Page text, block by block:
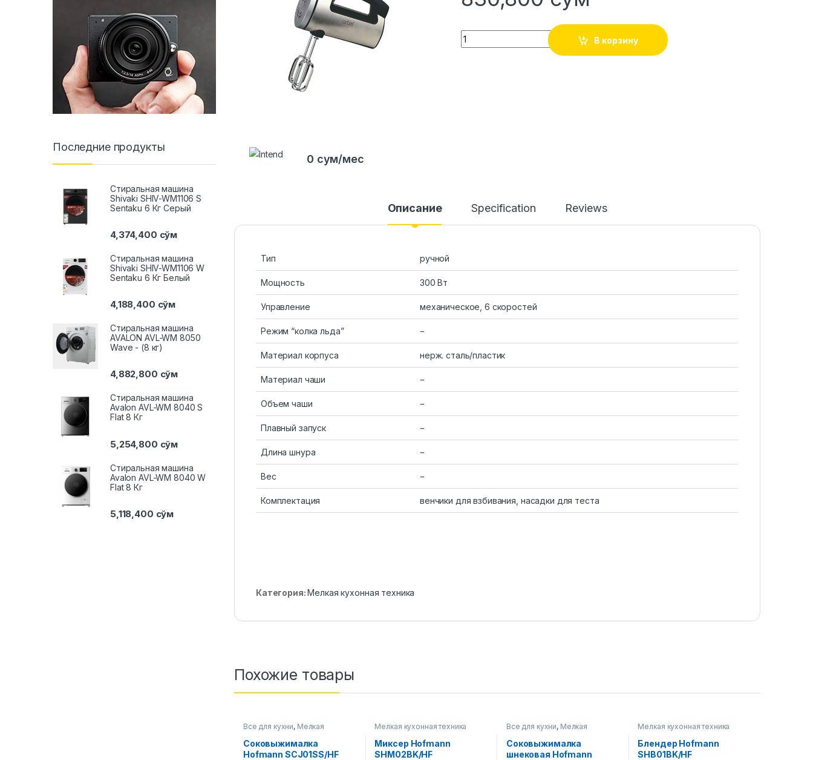
Quantity
В корзину
0 сум/мес
Описание Specification Reviews
Тип ручной
Мощность 300 Вт
Управление механическое, 6 скоростей
Режим “колка льда” −
Материал корпуса нерж. сталь/пластик
Материал чаши −
Объем чаши −
Плавный запуск −
Длина шнура −
Вес −
Комплектация венчики для взбивания, насадки для теста
Категория:Мелкая кухонная техника
Похожие товары
Все для кухни, Мелкая
кухонная техника
Соковыжималка
Hofmann SCJ01SS/HF
Мелкая кухонная техника
Миксер Hofmann
SHM02BK/HF
Все для кухни, Мелкая
кухонная техника
Соковыжималка
шнековая Hofmann
Мелкая кухонная техника
Блендер Hofmann
SHB01BK/HF
Последние продукты
Стиральная машина
Shivaki SHIV-WM1106 S
Sentaku 6 Кг Серый
4,374,400 сўм
Стиральная машина
Shivaki SHIV-WM1106 W
Sentaku 6 Кг Белый
4,188,400 сўм
Стиральная машина
AVALON AVL-WM 8050
Wave - (8 кг)
4,882,800 сўм
Стиральная машина
Avalon AVL-WM 8040 S
Flat 8 Кг
5,254,800 сўм
Стиральная машина
Avalon AVL-WM 8040 W
Flat 8 Кг
5,118,400 сўм